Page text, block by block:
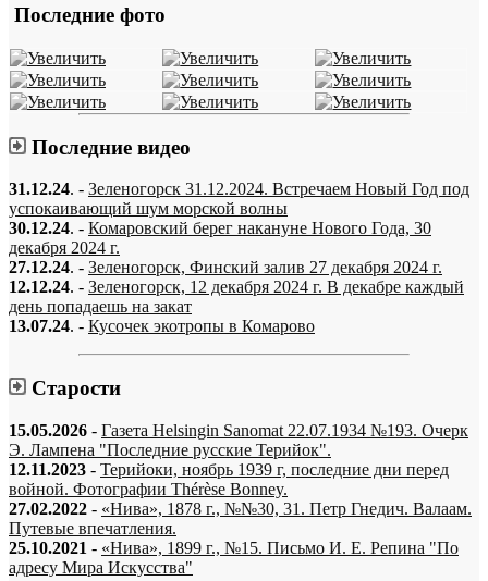
Последние фото
Последние видео
31.12.24. - Зеленогорск 31.12.2024. Встречаем Новый Год под
успокаивающий шум морской волны
30.12.24. - Комаровский берег накануне Нового Года, 30
декабря 2024 г.
27.12.24. - Зеленогорск, Финский залив 27 декабря 2024 г.
12.12.24. - Зеленогорск, 12 декабря 2024 г. В декабре каждый
день попадаешь на закат
13.07.24. - Кусочек экотропы в Комарово
Старости
15.05.2026 - Газета Helsingin Sanomat 22.07.1934 №193. Очерк
Э. Лампена "Последние русские Терийок".
12.11.2023 - Терийоки, ноябрь 1939 г, последние дни перед
войной. Фотографии Thérèse Bonney.
27.02.2022 - «Нива», 1878 г., №№30, 31. Петр Гнедич. Валаам.
Путевые впечатления.
25.10.2021 - «Нива», 1899 г., №15. Письмо И. Е. Репина "По
адресу Мира Искусства"